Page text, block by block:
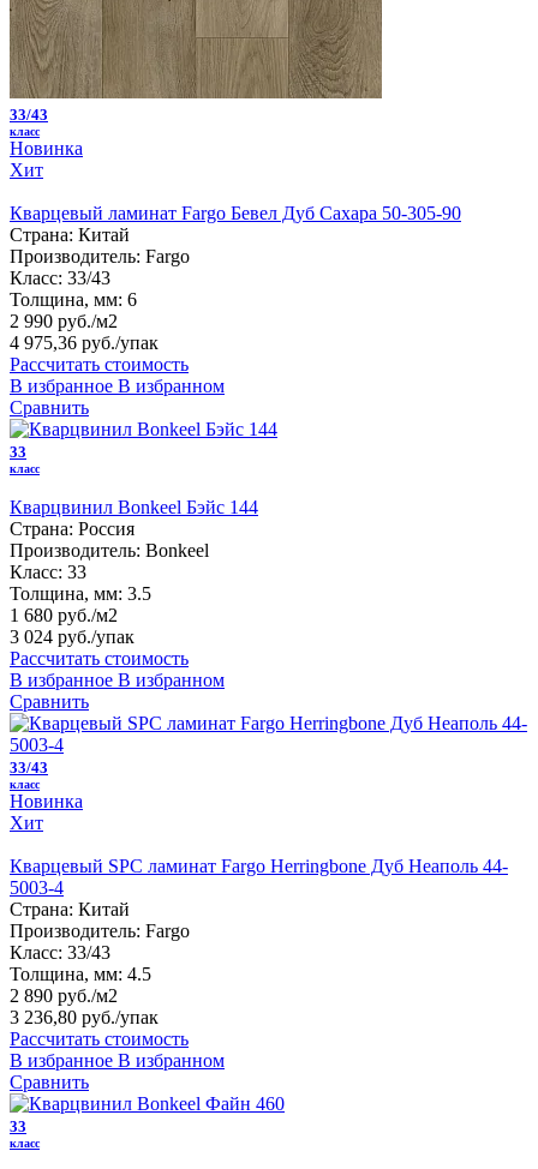
33/43
класс
Новинка
Хит
Кварцевый ламинат Fargo Бевел Дуб Сахара 50-305-90
Страна: Китай
Производитель: Fargo
Класс: 33/43
Толщина, мм: 6
2 990 руб./м2
4 975,36 руб./упак
Рассчитать стоимость
В избранное В избранном
Сравнить
33
класс
Кварцвинил Bonkeel Бэйс 144
Страна: Россия
Производитель: Bonkeel
Класс: 33
Толщина, мм: 3.5
1 680 руб./м2
3 024 руб./упак
Рассчитать стоимость
В избранное В избранном
Сравнить
33/43
класс
Новинка
Хит
Кварцевый SPC ламинат Fargo Herringbone Дуб Неаполь 44-
5003-4
Страна: Китай
Производитель: Fargo
Класс: 33/43
Толщина, мм: 4.5
2 890 руб./м2
3 236,80 руб./упак
Рассчитать стоимость
В избранное В избранном
Сравнить
33
класс